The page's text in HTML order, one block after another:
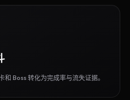
和 Boss 转化为完成率与流失证据。